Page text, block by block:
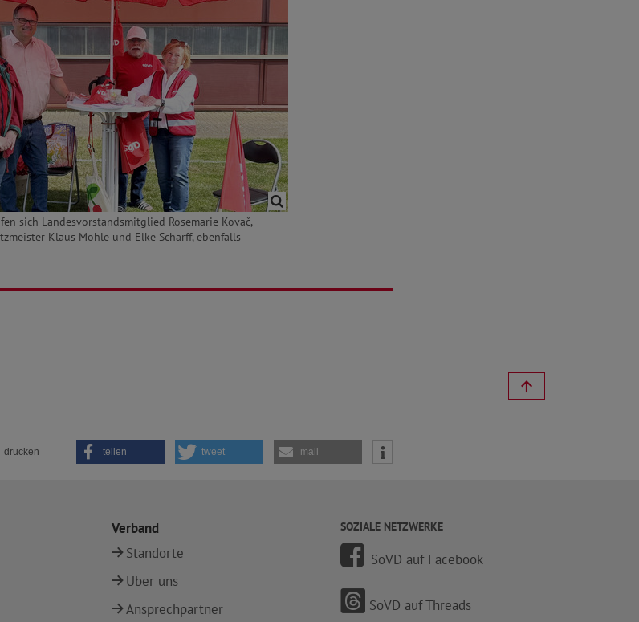
sich Landesvorstandsmitglied Rosemarie Kovač,
Klaus Möhle und Elke Scharff, ebenfalls
drucken teilen tweet mail
Verband
Standorte
Über uns
Ansprechpartner
SOZIALE NETZWERKE
SoVD auf Facebook
SoVD auf Threads